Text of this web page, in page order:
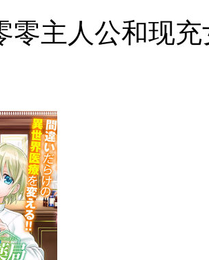
零主人公和现充